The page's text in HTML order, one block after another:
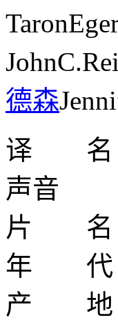
德森
译 名
声音
片 名
年
产